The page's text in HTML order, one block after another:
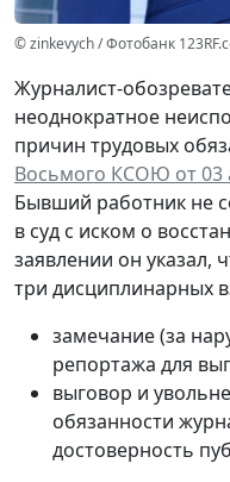
© zinkevych / Фотобанк
Журналист-
неоднократное
причин трудовых
Восьмого КСОЮ от 03
Бывший работник не
в суд с иском о
заявлении он указал,
три дисциплинарных
замечание (за
репортажа для
выговор и
обязанности
достоверность